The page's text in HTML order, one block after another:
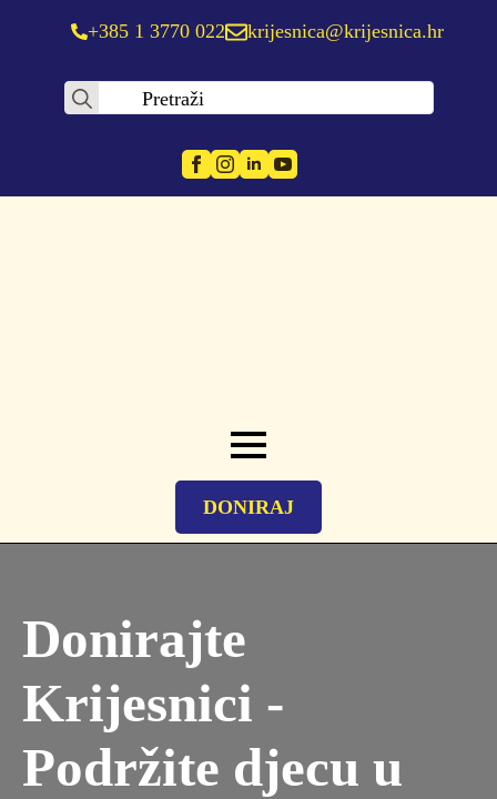
+385 1 3770 022 krijesnica@krijesnica.hr
Search
DONIRAJ
Donirajte
Krijesnici -
Podržite djecu u